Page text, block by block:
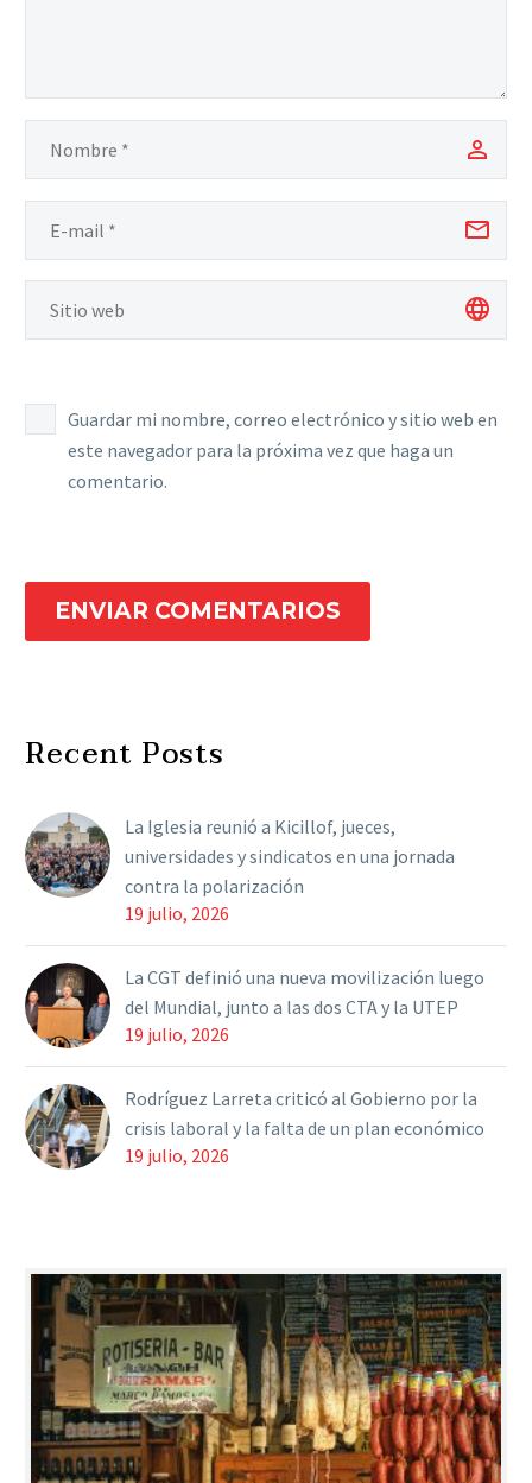
Guardar mi nombre, correo electrónico y sitio web en
este navegador para la próxima vez que haga un
comentario.
ENVIAR COMENTARIOS
Recent Posts
La Iglesia reunió a Kicillof, jueces,
universidades y sindicatos en una jornada
contra la polarización
19 julio, 2026
La CGT definió una nueva movilización luego
del Mundial, junto a las dos CTA y la UTEP
19 julio, 2026
Rodríguez Larreta criticó al Gobierno por la
crisis laboral y la falta de un plan económico
19 julio, 2026